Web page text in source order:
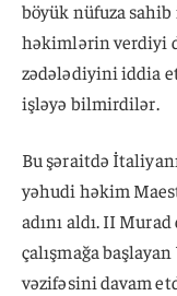
böyük nüfuza
həkimlərin verdiyi
zədələdiyini iddia
işləyə bilmirdilər.
Bu şəraitdə
yəhudi həkim
adını aldı. II
çalışmağa
vəzifəsini davam